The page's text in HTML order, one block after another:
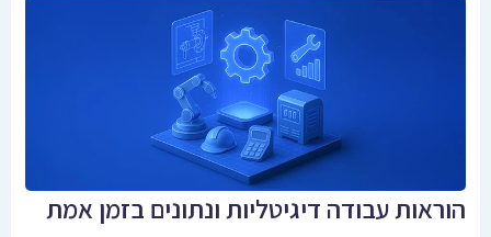
הוראות עבודה דיגיטליות ונתונים בזמן אמת